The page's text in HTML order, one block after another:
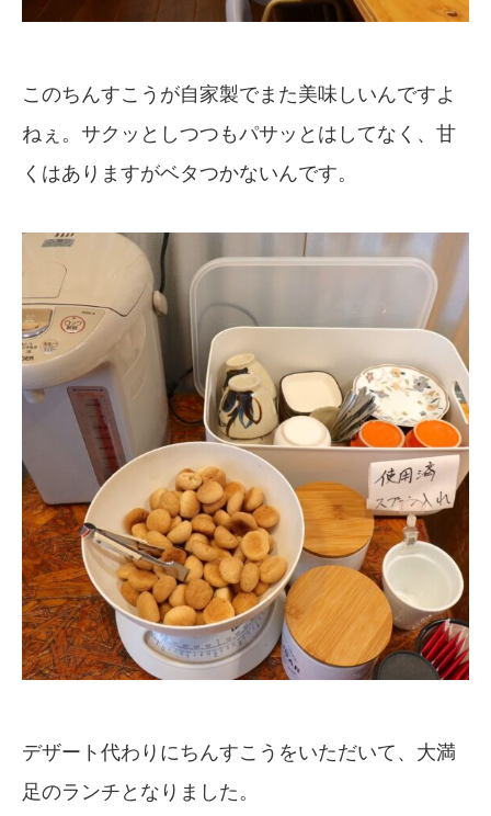
このちんすこうが自家製でまた美味しいんですよ
ねぇ。サクッとしつつもパサッとはしてなく、甘
くはありますがベタつかないんです。
デザート代わりにちんすこうをいただいて、大満
足のランチとなりました。